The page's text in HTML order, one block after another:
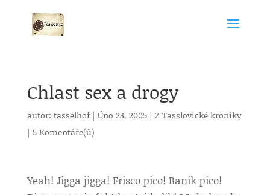
Chlast sex a drogy
autor: tasselhof| Úno 23, 2005| Z Tasslovické kroniky
| 5 Komentáře(ů)
Yeah! Jigga jigga! Frisco pico! Banik pico!